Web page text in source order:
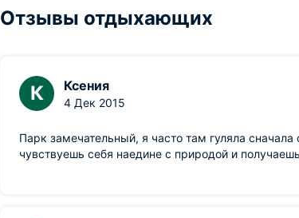
Отзывы отдыхающих
К Ксения
4 Дек 2015
Парк замечательный, я часто там гуляла
чувствуешь себя наедине с природой и